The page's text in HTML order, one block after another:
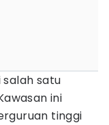
satu
ini
tinggi